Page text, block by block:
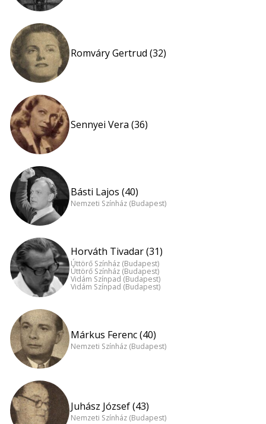
Romváry Gertrud (32)
Sennyei Vera (36)
Básti Lajos (40)
Nemzeti Színház (Budapest)
Horváth Tivadar (31)
Úttörő Színház (Budapest)
Úttörő Színház (Budapest)
Vidám Színpad (Budapest)
Vidám Színpad (Budapest)
Márkus Ferenc (40)
Nemzeti Színház (Budapest)
Juhász József (43)
Nemzeti Színház (Budapest)